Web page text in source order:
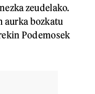
zeudelako.
aurka bozkatu
Podemosek